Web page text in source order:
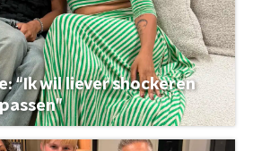
“Ik wil liever shockeren